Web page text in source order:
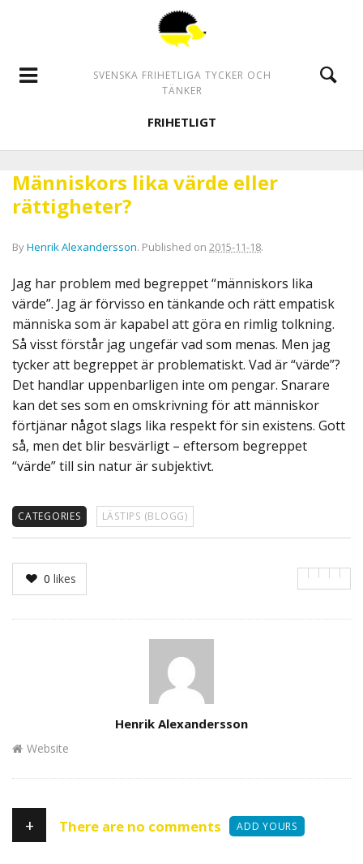
SVENSKA FRIHETLIGA TYCKER OCH
TÄNKER
FRIHETLIGT
Människors lika värde eller
rättigheter?
ByHenrik Alexandersson. Published on 2015-11-18.
Jag har problem med begreppet “människors lika
värde”. Jag är förvisso en tänkande och rätt empatisk
människa som är kapabel att göra en rimlig tolkning.
Så visst förstår jag ungefär vad som menas. Men jag
tycker att begreppet är problematiskt. Vad är “värde”?
Det handlar uppenbarligen inte om pengar. Snarare
kan det ses som en omskrivning för att människor
förtjänar något slags lika respekt för sin existens. Gott
så, men det blir besvärligt – eftersom begreppet
“värde” till sin natur är subjektivt.
CATEGORIES LÄSTIPS (BLOGG)
0 likes
Henrik Alexandersson
Website
+ There are no comments ADD YOURS